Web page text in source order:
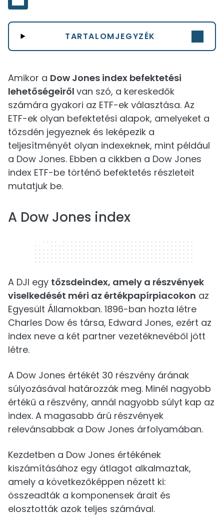
TARTALOMJEGYZÉK
Amikor a Dow Jones index befektetési
lehetőségeiről van szó, a kereskedők
számára gyakori az ETF-ek választása. Az
ETF-ek olyan befektetési alapok, amelyeket a
tőzsdén jegyeznek és leképezik a
teljesítményét olyan indexeknek, mint például
a Dow Jones. Ebben a cikkben a Dow Jones
index ETF-be történő befektetés részleteit
mutatjuk be.
A Dow Jones index
320 x 50
A DJI egy tőzsdeindex, amely a részvények
viselkedését méri az értékpapírpiacokon az
Egyesült Államokban. 1896-ban hozta létre
Charles Dow és társa, Edward Jones, ezért az
index neve a két partner vezetéknevéből jött
létre.
A Dow Jones értékét 30 részvény árának
súlyozásával határozzák meg. Minél nagyobb
értékű a részvény, annál nagyobb súlyt kap az
index. A magasabb árú részvények
relevánsabbak a Dow Jones árfolyamában.
Kezdetben a Dow Jones értékének
kiszámításához egy átlagot alkalmaztak,
amely a következőképpen nézett ki:
összeadták a komponensek árait és
elosztották azok teljes számával.